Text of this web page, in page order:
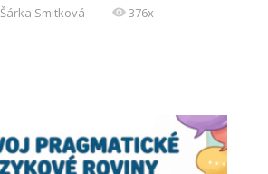
Šárka Smitková
376x